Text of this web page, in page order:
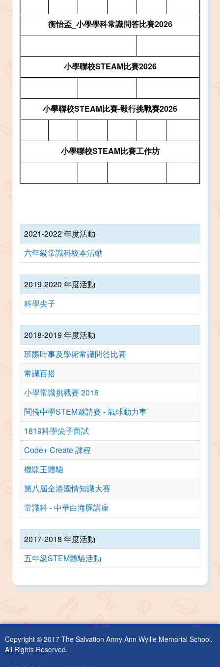
衡怡盃_小學學科常識問答比賽2026
小學聯校STEAM比賽2026
小學聯校STEAM比賽-毅行挑戰賽2026
⼩學聯校STEAM比賽⼯作坊
2021-2022 年度活動
六年級常識科級本活動
2019-2020 年度活動
科學尖子
2018-2019 年度活動
班際時事及學術常識問答比賽
常識百搭
小學常識挑戰賽 2018
閩僑中學STEM邀請賽 - 氣球動力車
1819科學尖子面試
Code+ Create 課程
機關王體驗
第八屆全港國情知識大賽
常識科 - 中華白海豚講座
2017-2018 年度活動
五年級STEM體驗活動
Copyright © 2017 The Salvation Army Ann Wyllie Memorial School.
All Rights Reserved.